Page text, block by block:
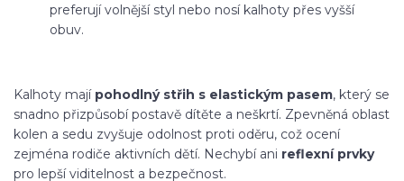
preferují volnější styl nebo nosí kalhoty přes vyšší
obuv.
Kalhoty mají pohodlný střih s elastickým pasem, který se
snadno přizpůsobí postavě dítěte a neškrtí. Zpevněná oblast
kolen a sedu zvyšuje odolnost proti oděru, což ocení
zejména rodiče aktivních dětí. Nechybí ani reflexní prvky
pro lepší viditelnost a bezpečnost.